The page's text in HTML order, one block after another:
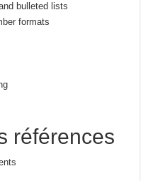
bulleted lists
formats
références